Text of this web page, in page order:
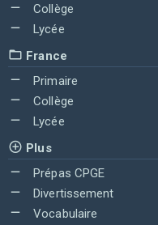
Collège
Lycée
France
Primaire
Collège
Lycée
Plus
Prépas CPGE
Divertissement
Vocabulaire